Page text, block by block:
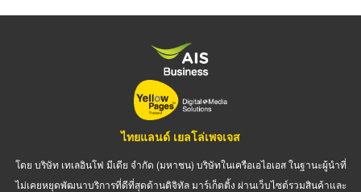
ไทยแลนด์ เยลโล่เพจเจส
โดย บริษัท เทเลอินโฟ มีเดีย จำกัด (มหาชน) บริษัทในเครือเอไอเอส ในฐานะผู้นำที่
ไม่เคยหยุดพัฒนาบริการที่ดีที่สุดด้านดิจิทัล มาร์เก็ตติ้ง ผ่านเว็บไซต์รวมสินค้าและ